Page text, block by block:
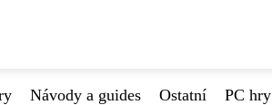
Návody a guides Ostatní PC hry